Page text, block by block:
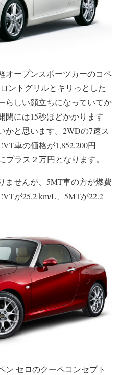
オープンスポーツカーのコペ
ントグリルとキリっとした
らしい顔立ちになっていてか
閉には15秒ほどかかります
かと思います。2WDの7速ス
車の価格が1,852,200円
ラス２万円となります。
ませんが、5MT車の方が燃費
が25.2 km/L、5MTが22.2
ン セロのクーペコンセプト